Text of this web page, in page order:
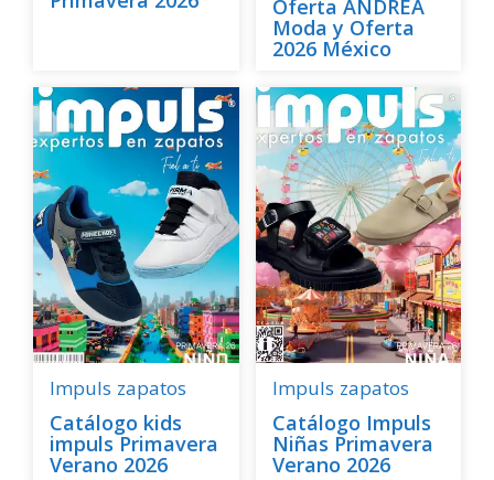
Oferta ANDREA
Moda y Oferta
2026 México
Impuls zapatos
Catálogo kids
impuls Primavera
Verano 2026
Impuls zapatos
Catálogo Impuls
Niñas Primavera
Verano 2026